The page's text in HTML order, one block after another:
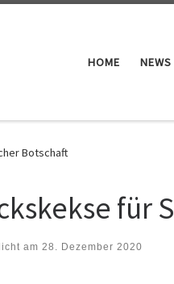
HOME NEWS
Botschaft
für
am 28. Dezember 2020